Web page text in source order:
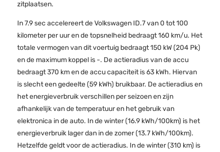
zitplaatsen.
In 7.9 sec accelereert de Volkswagen ID.7 van 0 tot 100
kilometer per uur en de topsnelheid bedraagt 160 km/u. Het
totale vermogen van dit voertuig bedraagt 150 kW (204 Pk)
en de maximum koppel is -. De actieradius van de accu
bedraagt 370 km en de accu capaciteit is 63 kWh. Hiervan
is slecht een gedeelte (59 kWh) bruikbaar. De actieradius en
het energieverbruik verschillen per seizoen en zijn
afhankelijk van de temperatuur en het gebruik van
elektronica in de auto. In de winter (16.9 kWh/100km) is het
energieverbruik lager dan in de zomer (13.7 kWh/100km).
Hetzelfde geldt voor de actieradius. In de winter (310 km) is